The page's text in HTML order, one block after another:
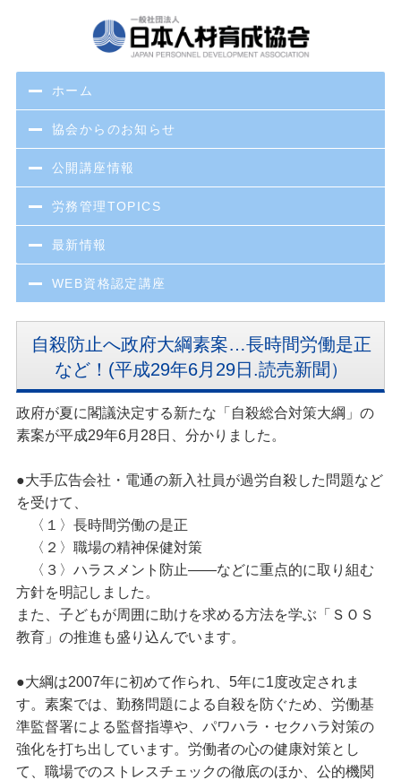
ホーム
協会からのお知らせ
公開講座情報
労務管理TOPICS
最新情報
WEB資格認定講座
自殺防止へ政府大綱素案…長時間労働是正
など！(平成29年6月29日.読売新聞）
政府が夏に閣議決定する新たな「自殺総合対策大綱」の
素案が平成29年6月28日、分かりました。
●大手広告会社・電通の新入社員が過労自殺した問題など
を受けて、
〈１〉長時間労働の是正
〈２〉職場の精神保健対策
〈３〉ハラスメント防止――などに重点的に取り組む
方針を明記しました。
また、子どもが周囲に助けを求める方法を学ぶ「ＳＯＳ
教育」の推進も盛り込んでいます。
●大綱は2007年に初めて作られ、5年に1度改定されま
す。素案では、勤務問題による自殺を防ぐため、労働基
準監督署による監督指導や、パワハラ・セクハラ対策の
強化を打ち出しています。労働者の心の健康対策とし
て、職場でのストレスチェックの徹底のほか、公的機関